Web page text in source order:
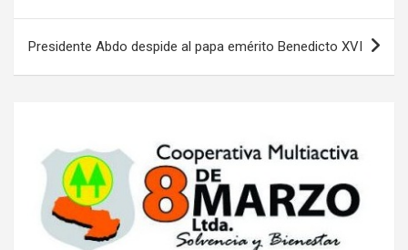
entradas
Presidente Abdo despide al papa emérito Benedicto XVI